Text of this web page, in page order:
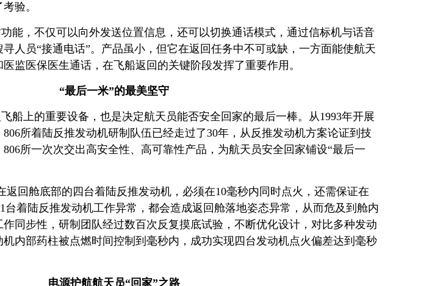
验。
能，不仅可以向外发送位置信息，还可以切换通话模式，通过信标机与话音
人员“接通电话”。产品虽小，但它在返回任务中不可或缺，一方面能使航天
监医保医生通话，在飞船返回的关键阶段发挥了重要作用。
“最后一米”的最美坚守
船上的重要设备，也是决定航天员能否安全回家的最后一棒。从1993年开展
所着陆反推发动机研制队伍已经走过了30年，从反推发动机方案论证到技
所一次次交出高安全性、高可靠性产品，为航天员安全回家铺设“最后一
返回舱底部的四台着陆反推发动机，必须在10毫秒内同时点火，还需保证在
台着陆反推发动机工作异常，都会造成返回舱落地姿态异常，从而危及到舱内
同步性，研制团队经过数百次反复摸底试验，不断优化设计，对比多种发动
内部药柱被点燃时间控制到毫秒内，成功实现四台发动机点火偏差达到毫秒
电源护航航天员“回家”之路